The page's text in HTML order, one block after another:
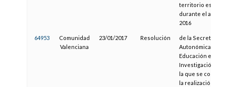
territorio
durante el año
2016
64953
Comunidad
Valenciana
23/01/2017 Resolución
de la Secretaría
Autonómica de
Educación e
Investigación, por
la que se convoca
la realización de